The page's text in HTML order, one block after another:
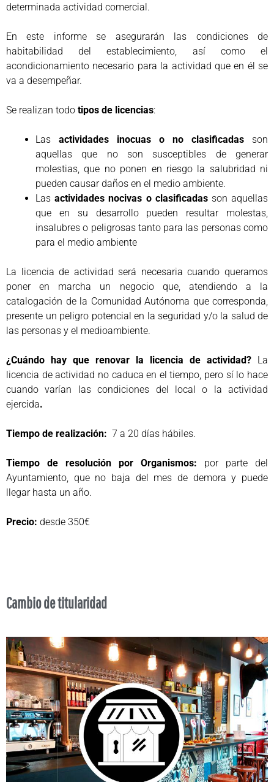
determinada actividad comercial.
En este informe se asegurarán las condiciones de
habitabilidad del establecimiento, así como el
acondicionamiento necesario para la actividad que en él se
va a desempeñar.
Se realizan todo tipos de licencias:
Las actividades inocuas o no clasificadas son
aquellas que no son susceptibles de generar
molestias, que no ponen en riesgo la salubridad ni
pueden causar daños en el medio ambiente.
Lasactividades nocivas o clasificadasson aquellas
que en su desarrollo pueden resultar molestas,
insalubres o peligrosas tanto para las personas como
para el medio ambiente
La licencia de actividad será necesaria cuando queramos
poner en marcha un negocio que, atendiendo a la
catalogación de la Comunidad Autónoma que corresponda,
presente un peligro potencial en la seguridad y/o la salud de
las personas y el medioambiente.
¿Cuándo hay que renovar la licencia de actividad? La
licencia de actividad no caduca en el tiempo, pero sí lo hace
cuando varían las condiciones del local o la actividad
ejercida.
Tiempo de realización: 7 a 20 días hábiles.
Tiempo de resolución por Organismos: por parte del
Ayuntamiento, que no baja del mes de demora y puede
llegar hasta un año.
Precio: desde 350€
Cambio de titularidad